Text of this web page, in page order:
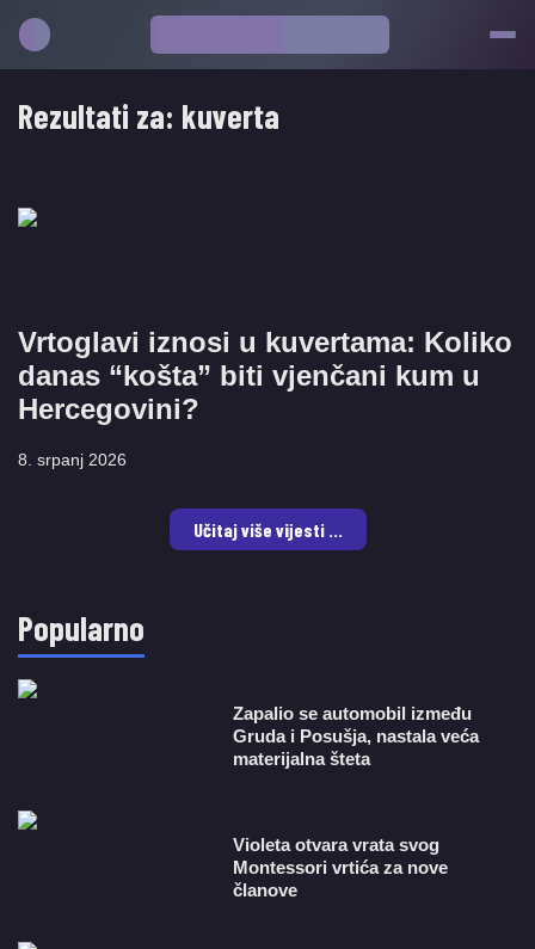
Rezultati za: kuverta
​Vrtoglavi iznosi u kuvertama: Koliko
danas “košta” biti vjenčani kum u
Hercegovini?
8. srpanj 2026
Učitaj više vijesti ...
Popularno
Zapalio se automobil između
Gruda i Posušja, nastala veća
materijalna šteta
Violeta otvara vrata svog
Montessori vrtića za nove
članove